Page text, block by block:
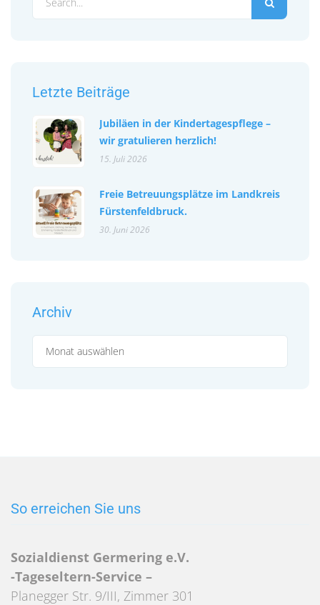
Letzte Beiträge
Jubiläen in der Kindertagespflege –
wir gratulieren herzlich!
15. Juli 2026
Freie Betreuungsplätze im Landkreis
Fürstenfeldbruck.
30. Juni 2026
Archiv
So erreichen Sie uns
Sozialdienst Germering e.V.
-Tageseltern-Service –
Planegger Str. 9/III, Zimmer 301